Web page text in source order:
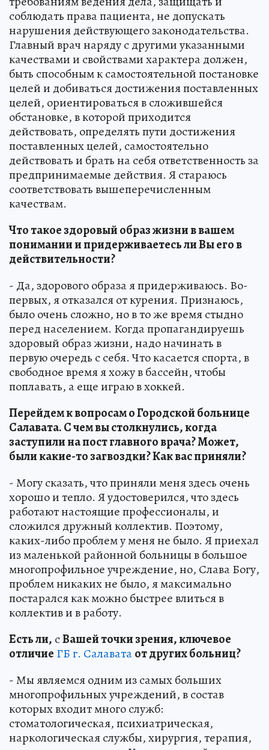
соблюдать права пациента, не допускать
нарушения действующего законодательства.
Главный врач наряду с другими указанными
качествами и свойствами характера должен,
быть способным к самостоятельной постановке
целей и добиваться достижения поставленных
целей, ориентироваться в сложившейся
обстановке, в которой приходится
действовать, определять пути достижения
поставленных целей, самостоятельно
действовать и брать на себя ответственность за
предпринимаемые действия. Я стараюсь
соответствовать вышеперечисленным
качествам.
Что такое здоровый образ жизни в вашем
понимании и придерживаетесь ли Вы его в
действительности?
- Да, здорового образа я придерживаюсь. Во-
первых, я отказался от курения. Признаюсь,
было очень сложно, но в то же время стыдно
перед населением. Когда пропагандируешь
здоровый образ жизни, надо начинать в
первую очередь с себя. Что касается спорта, в
свободное время я хожу в бассейн, чтобы
поплавать, а еще играю в хоккей.
Перейдем к вопросам о Городской больнице
Салавата. С чем вы столкнулись, когда
заступили на пост главного врача? Может,
были какие-то загвоздки? Как вас приняли?
- Могу сказать, что приняли меня здесь очень
хорошо и тепло. Я удостоверился, что здесь
работают настоящие профессионалы, и
сложился дружный коллектив. Поэтому,
каких-либо проблем у меня не было. Я приехал
из маленькой районной больницы в большое
многопрофильное учреждение, но, Слава Богу,
проблем никаких не было, я максимально
постарался как можно быстрее влиться в
коллектив и в работу.
Есть ли, сВашей точки зрения, ключевое
отличие ГБ г. Салаватаот других больниц?
- Мы являемся одним из самых больших
многопрофильных учреждений, в состав
которых входит много служб:
стоматологическая, психиатрическая,
наркологическая службы, хирургия, терапия,